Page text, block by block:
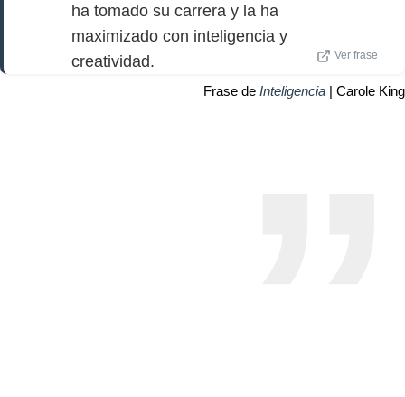
ha tomado su carrera y la ha
maximizado con inteligencia y
creatividad.
Ver frase
Frase de Inteligencia | Carole King